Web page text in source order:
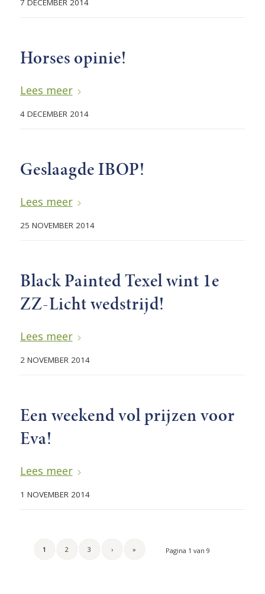
7 DECEMBER 2014
Horses opinie!
Lees meer
4 DECEMBER 2014
Geslaagde IBOP!
Lees meer
25 NOVEMBER 2014
Black Painted Texel wint 1e
ZZ-Licht wedstrijd!
Lees meer
2 NOVEMBER 2014
Een weekend vol prijzen voor
Eva!
Lees meer
1 NOVEMBER 2014
Pagina 1 van 9
1 2 3 › »